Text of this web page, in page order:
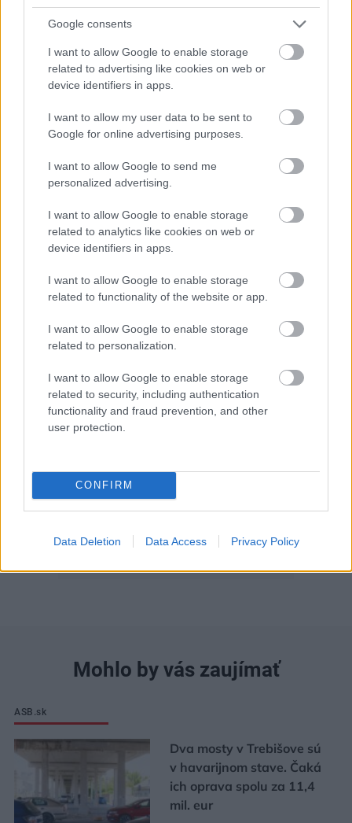
Google consents
I want to allow Google to enable storage
related to advertising like cookies on web or
device identifiers in apps.
I want to allow my user data to be sent to
Google for online advertising purposes.
I want to allow Google to send me
personalized advertising.
I want to allow Google to enable storage
related to analytics like cookies on web or
device identifiers in apps.
I want to allow Google to enable storage
related to functionality of the website or app.
I want to allow Google to enable storage
related to personalization.
I want to allow Google to enable storage
related to security, including authentication
functionality and fraud prevention, and other
user protection.
CONFIRM
Data Deletion Data Access Privacy Policy
stačil jeden prvok | Môjdom.sk
Dizajn je to nádherný, tá brezová preglejka a čisté línie vyzerajú super.
Re: Toto je najväčší mýtus pri ošetrení dreva a môže vás
vyjsť draho. Ako ho ochrániť pred hnitím a škodcami?
sa zbavilo zarodkov skodcov...
Najnovšie časopisy
Mohlo by vás zaujímať
ASB.sk
Dva mosty v Trebišove sú
v havarijnom stave. Čaká
ich oprava spolu za 11,4
mil. eur